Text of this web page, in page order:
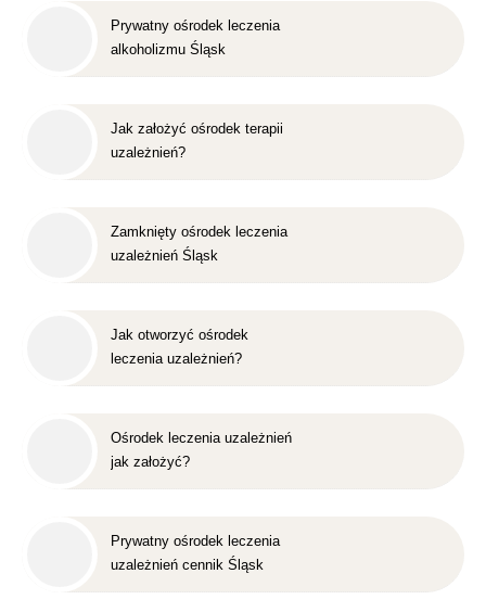
Prywatny ośrodek leczenia
alkoholizmu Śląsk
Jak założyć ośrodek terapii
uzależnień?
Zamknięty ośrodek leczenia
uzależnień Śląsk
Jak otworzyć ośrodek
leczenia uzależnień?
Ośrodek leczenia uzależnień
jak założyć?
Prywatny ośrodek leczenia
uzależnień cennik Śląsk